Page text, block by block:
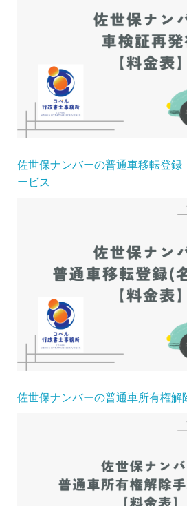
佐世保ナンバーの普通車移転登録
ービス
佐世保ナンバーの普通車所有権解